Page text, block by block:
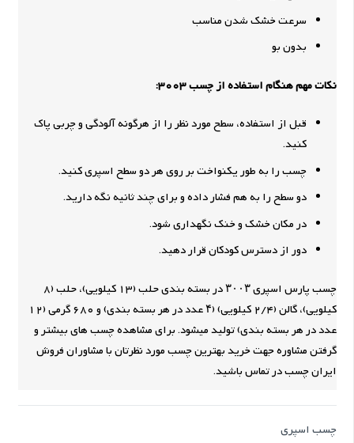
سرعت خشک شدن مناسب
بدون بو
نکات مهم هنگام استفاده از چسب 3003:
قبل از استفاده، سطح مورد نظر را از هرگونه آلودگی و چربی پاک
کنید.
چسب را به طور یکنواخت بر روی هر دو سطح اسپری کنید.
دو سطح را به هم فشار داده و برای چند ثانیه نگه دارید.
در مکان خشک و خنک نگهداری شود.
دور از دسترس کودکان قرار دهید.
چسب پارس اسپری ۳۰۰۳ در بسته بندی حلب (13 كیلویی)، حلب (8
كیلویی)، گالن (2/4 كیلویی) (۴ عدد در هر بسته بندی) و 680 گرمی (12
عدد در هر بسته بندی) تولید میشود. برای مشاهده چسب های بیشتر و
گرفتن مشاوره جهت خرید بهترین چسب مورد نظرتان با مشاوران فروش
ایران چسب در تماس باشید.
چسب اسپری